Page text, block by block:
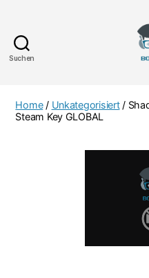
Suchen
Home/ Unkategorisiert/
Steam Key GLOBAL